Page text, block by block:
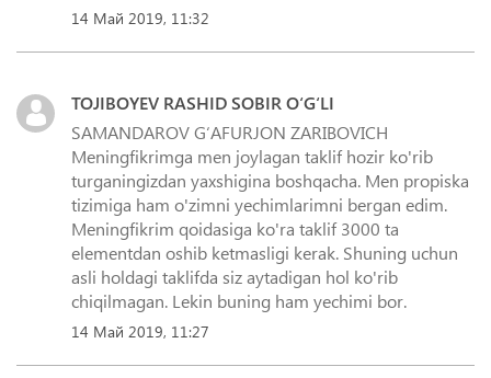
14 Май 2019, 11:32
TOJIBOYEV RASHID SOBIR O‘G‘LI
SAMANDAROV G‘AFURJON ZARIBOVICH
Meningfikrimga men joylagan taklif hozir ko'rib
turganingizdan yaxshigina boshqacha. Men propiska
tizimiga ham o'zimni yechimlarimni bergan edim.
Meningfikrim qoidasiga ko'ra taklif 3000 ta
elementdan oshib ketmasligi kerak. Shuning uchun
asli holdagi taklifda siz aytadigan hol ko'rib
chiqilmagan. Lekin buning ham yechimi bor.
14 Май 2019, 11:27